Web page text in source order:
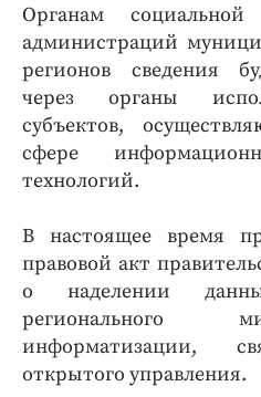
Органам
администраций
регионов сведения
через органы
субъектов,
сфере
технологий.
В настоящее время
правовой акт
о наделении
регионального
информатизации,
открытого управления.